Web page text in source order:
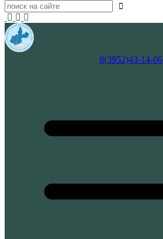
8(3952)43-14-06